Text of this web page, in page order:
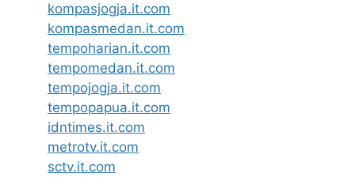
kompasjogja.it.com
kompasmedan.it.com
tempoharian.it.com
tempomedan.it.com
tempojogja.it.com
tempopapua.it.com
idntimes.it.com
metrotv.it.com
sctv.it.com